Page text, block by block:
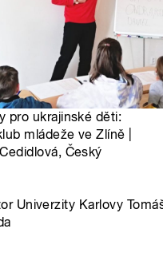
pro ukrajinské děti:
mládeže ve Zlíně |
Český
Univerzity Karlovy